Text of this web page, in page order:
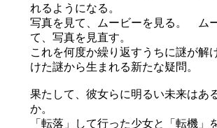
れるようになる。
写真を見て、ムービーを見る。 ム
て、写真を見直す。
これを何度か繰り返すうちに謎が解
けた謎から生まれる新たな疑問。
果たして、彼女らに明るい未来はあ
か。
「転落」して行った少女と「転機」